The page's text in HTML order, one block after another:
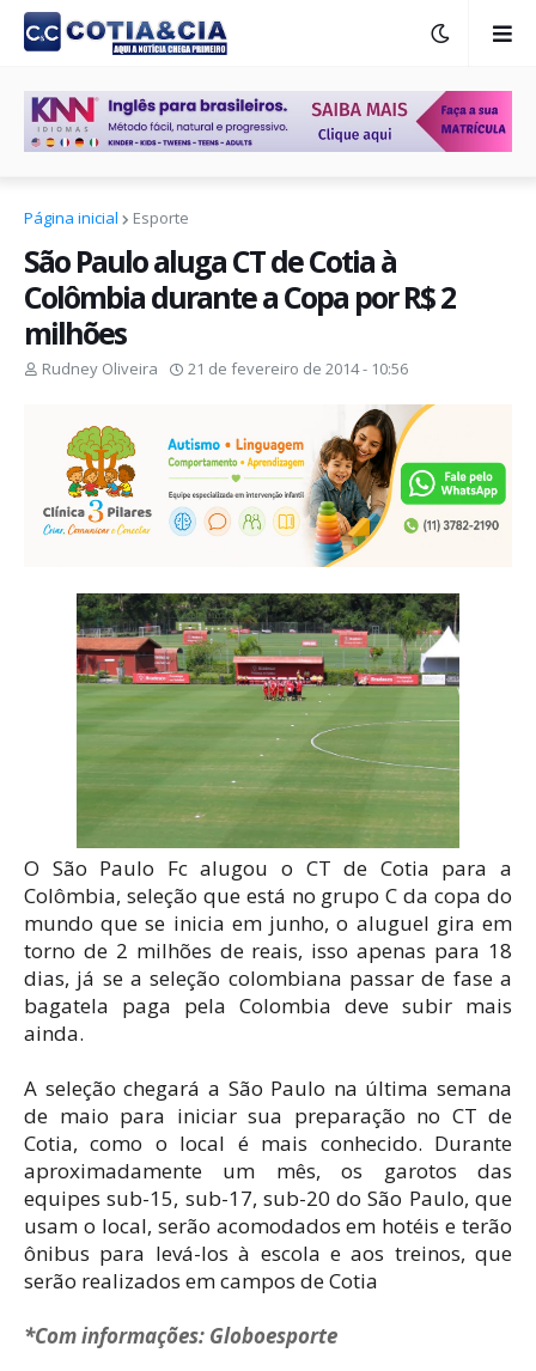
Página inicial Esporte
São Paulo aluga CT de Cotia à
Colômbia durante a Copa por R$ 2
milhões
Rudney Oliveira 21 de fevereiro de 2014 - 10:56
O São Paulo Fc alugou o CT de Cotia para a
Colômbia, seleção que está no grupo C da copa do
mundo que se inicia em junho, o aluguel gira em
torno de 2 milhões de reais, isso apenas para 18
dias, já se a seleção colombiana passar de fase a
bagatela paga pela Colombia deve subir mais
ainda.
A seleção chegará a São Paulo na última semana
de maio para iniciar sua preparação no CT de
Cotia, como o local é mais conhecido. Durante
aproximadamente um mês, os garotos das
equipes sub-15, sub-17, sub-20 do São Paulo, que
usam o local, serão acomodados em hotéis e terão
ônibus para levá-los à escola e aos treinos, que
serão realizados em campos de Cotia
*Com informações: Globoesporte